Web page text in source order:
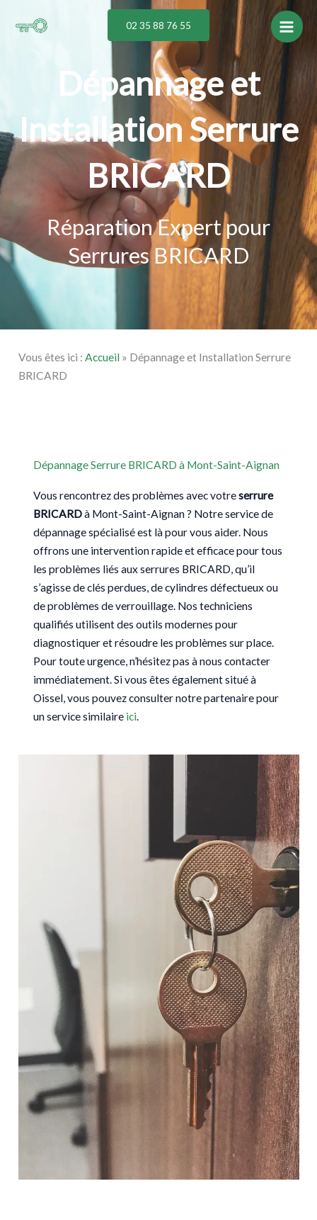
02 35 88 76 55
Dépannage et
Installation Serrure
BRICARD
Réparation Expert pour
Serrures BRICARD
Vous êtes ici : Accueil» Dépannage et Installation Serrure
BRICARD
Dépannage Serrure BRICARD à Mont-Saint-Aignan
Vous rencontrez des problèmes avec votreserrure
BRICARDà Mont-Saint-Aignan ? Notre service de
dépannage spécialisé est là pour vous aider. Nous
offrons une intervention rapide et efficace pour tous
les problèmes liés aux serrures BRICARD, qu’il
s’agisse de clés perdues, de cylindres défectueux ou
de problèmes de verrouillage. Nos techniciens
qualifiés utilisent des outils modernes pour
diagnostiquer et résoudre les problèmes sur place.
Pour toute urgence, n’hésitez pas à nous contacter
immédiatement. Si vous êtes également situé à
Oissel, vous pouvez consulter notre partenaire pour
un service similaire ici.